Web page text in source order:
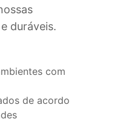
duráveis.
com
de acordo